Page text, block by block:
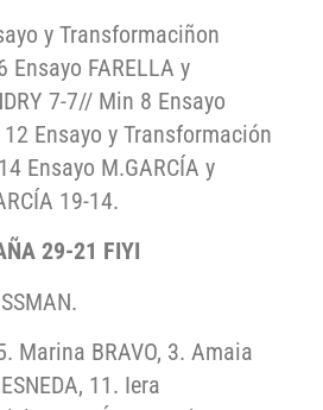
y Transformaciñon
Ensayo FARELLA y
7-7// Min 8 Ensayo
Ensayo y Transformación
Ensayo M.GARCÍA y
19-14.
29-21 FIYI
Marina BRAVO, 3. Amaia
11. Iera